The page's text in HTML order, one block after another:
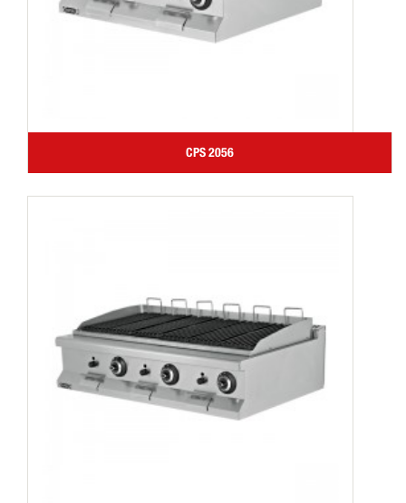
CPS 2056